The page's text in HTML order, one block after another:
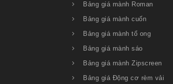
Bảng giá mành Roman
Bảng giá mành cuốn
Bảng giá mành tổ ong
Bảng giá mành sáo
Bảng giá mành Zipscreen
Bảng giá Động cơ rèm vải